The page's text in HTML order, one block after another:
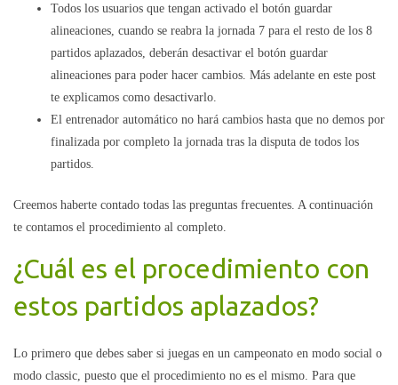
Todos los usuarios que tengan activado el botón guardar
alineaciones, cuando se reabra la jornada 7 para el resto de los 8
partidos aplazados, deberán desactivar el botón guardar
alineaciones para poder hacer cambios. Más adelante en este post
te explicamos como desactivarlo.
El entrenador automático no hará cambios hasta que no demos por
finalizada por completo la jornada tras la disputa de todos los
partidos.
Creemos haberte contado todas las preguntas frecuentes. A continuación
te contamos el procedimiento al completo.
¿Cuál es el procedimiento con
estos partidos aplazados?
Lo primero que debes saber si juegas en un campeonato en modo social o
modo classic, puesto que el procedimiento no es el mismo. Para que